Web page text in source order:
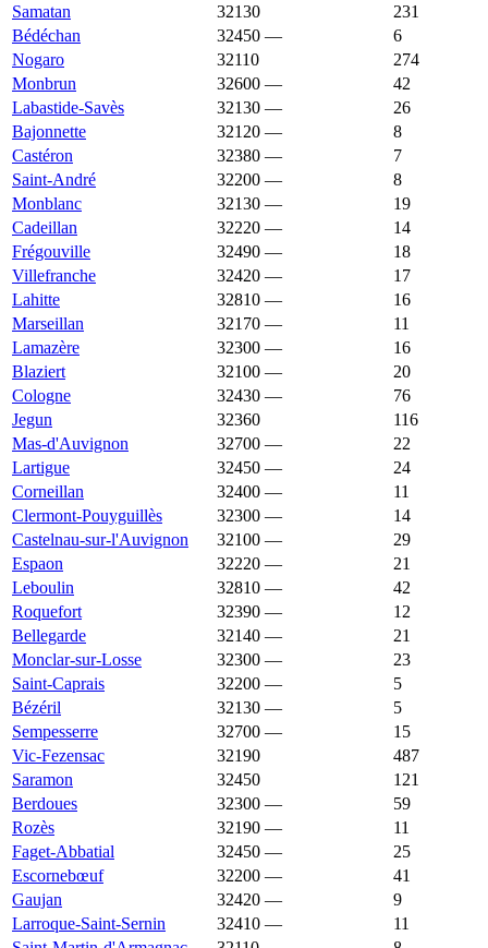
Samatan
32130
231
Bédéchan
32450 —
6
Nogaro
32110
274
Monbrun
32600 —
42
Labastide-Savès
32130 —
26
Bajonnette
32120 —
8
Castéron
32380 —
7
Saint-André
32200 —
8
Monblanc
32130 —
19
Cadeillan
32220 —
14
Frégouville
32490 —
18
Villefranche
32420 —
17
Lahitte
32810 —
16
Marseillan
32170 —
11
Lamazère
32300 —
16
Blaziert
32100 —
20
Cologne
32430 —
76
Jegun
32360
116
Mas-d'Auvignon
32700 —
22
Lartigue
32450 —
24
Corneillan
32400 —
11
Clermont-Pouyguillès
32300 —
14
Castelnau-sur-l'Auvignon
32100 —
29
Espaon
32220 —
21
Leboulin
32810 —
42
Roquefort
32390 —
12
Bellegarde
32140 —
21
Monclar-sur-Losse
32300 —
23
Saint-Caprais
32200 —
5
Bézéril
32130 —
5
Sempesserre
32700 —
15
Vic-Fezensac
32190
487
Saramon
32450
121
Berdoues
32300 —
59
Rozès
32190 —
11
Faget-Abbatial
32450 —
25
Escornebœuf
32200 —
41
Gaujan
32420 —
9
Larroque-Saint-Sernin
32410 —
11